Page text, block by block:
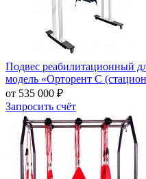
Подвес реабилитационный
модель «Орторент С
от 535 000 ₽
Запросить счёт